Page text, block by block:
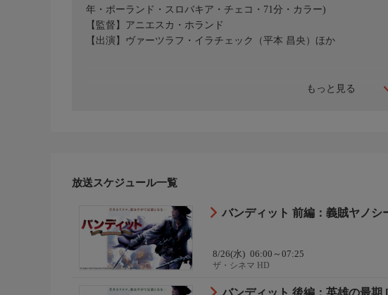
もっと見る
年・ポーランド・スロバキア・チェコ・71分・カラー)
【監督】アニエスカ・ホランド
【出演】ヴァーツラフ・イラチェック（平本 昌央）ほか
放送スケジュール一覧
バンディット 前編：義賊
8/26(水) 06:00～07:25
ザ・シネマ HD
バンディット 後編：英雄の最